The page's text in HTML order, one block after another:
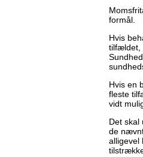
formål.
Hvis
tilfældet,
Hvis en
fleste
vidt
Det skal
de
alligevel